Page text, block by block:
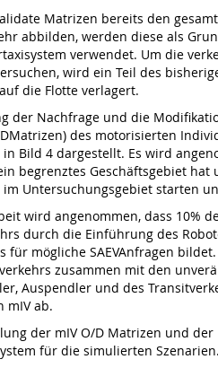
Matrizen bereits den
abbilden, werden diese als
verwendet. Um die
wird ein Teil des
die Flotte verlagert.
der Nachfrage und die
des motorisierten
Bild 4 dargestellt. Es wird
begrenztes Geschäftsgebiet
im Untersuchungsgebiet starten
wird angenommen, dass 10%
durch die Einführung des
für mögliche SAEVAnfragen
zusammen mit den
Auspendler und des
mIV ab.
der mIV O/D Matrizen und
für die simulierten